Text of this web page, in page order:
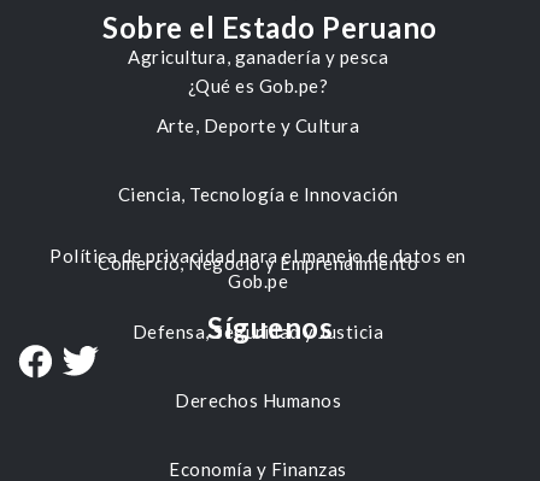
Agricultura, ganadería y pesca
Arte, Deporte y Cultura
Ciencia, Tecnología e Innovación
Comercio, Negocio y Emprendimiento
Defensa, Seguridad y Justicia
Derechos Humanos
Economía y Finanzas
Sobre el Estado Peruano
¿Qué es Gob.pe?
Política de privacidad para el manejo de datos en
Gob.pe
Síguenos